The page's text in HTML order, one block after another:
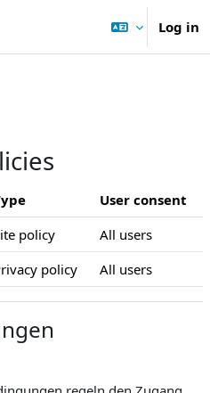
Log in
User consent
policy
All users
policy All users